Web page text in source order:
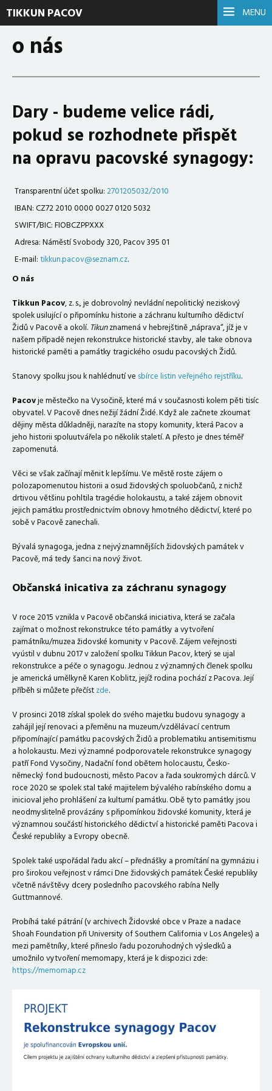
MENU
TIKKUN PACOV
o nás
Dary - budeme velice rádi,
pokud se rozhodnete přispět
na opravu pacovské synagogy:
Transparentní účet spolku:2701205032/2010
IBAN: CZ72 2010 0000 0027 0120 5032
SWIFT/BIC: FIOBCZPPXXX
Adresa: Náměstí Svobody 320, Pacov 395 01
E-mail:tikkun.pacov@seznam.cz.
O nás
Tikkun Pacov, z. s., je dobrovolný nevládní nepolitický neziskový
spolek usilující o připomínku historie a záchranu kulturního dědictví
Židů v Pacově a okolí. Tikunznamená v hebrejštině „náprava“, jíž je v
našem případě nejen rekonstrukce historické stavby, ale take obnova
historické paměti a památky tragického osudu pacovských Židů.
Stanovy spolku jsou k nahlédnutí ve sbírce listin veřejného rejstříku.
Pacovje městečko na Vysočině, které má v současnosti kolem pěti tisíc
obyvatel. V Pacově dnes nežijí žádní Židé. Když ale začnete zkoumat
dějiny města důkladněji, narazíte na stopy komunity, která Pacov a
jeho historii spoluutvářela po několik staletí. A přesto je dnes téměř
zapomenutá.
Věci se však začínají měnit k lepšímu. Ve městě roste zájem o
polozapomenutou historii a osud židovských spoluobčanů, z nichž
drtivou většinu pohltila tragédie holokaustu, a také zájem obnovit
jejich památku prostřednictvím obnovy hmotného dědictví, které po
sobě v Pacově zanechali.
Bývalá synagoga, jedna z nejvýznamnějších židovských památek v
Pacově, má tedy šanci na nový život.
Občanská inicativa za záchranu synagogy
V roce 2015 vznikla v Pacově občanská iniciativa, která se začala
zajímat o možnost rekonstrukce této památky a vytvoření
památníku/muzea židovské komunity v Pacově. Zájem veřejnosti
vyústil v dubnu 2017 v založení spolku Tikkun Pacov, který se ujal
rekonstrukce a péče o synagogu.Jednou z významných členek spolku
je americká umělkyně Karen Koblitz, jejíž rodina pochází z Pacova. Její
příběh si můžete přečístzde.
V prosinci 2018 získal spolek do svého majetku budovu synagogy a
zahájil její renovaci a přeměnu na muzeum/vzdělávací centrum
připomínající památku pacovských Židů a problematiku antisemitismu
a holokaustu.Mezi významné podporovatele rekonstrukce synagogy
patří Fond Vysočiny, Nadační fond obětem holocaustu, Česko-
německý fond budoucnosti, město Pacov a řada soukromých dárců. V
roce 2020 se spolek stal také majitelem bývalého rabínského domu a
inicioval jeho prohlášení za kulturní památku. Obě tyto památky jsou
neodmyslitelně provázány s připomínkou židovské komunity, která je
významnou součástí historického dědictví a historické paměti Pacova i
České republiky a Evropy obecně.
Spolek také uspořádal řadu akcí – přednášky a promítání na gymnáziu i
pro širokou veřejnost v rámci Dne židovských památek České republiky
včetně návštěvy dcery posledního pacovského rabína Nelly
Guttmannové.
Probíhá také pátrání (v archivech Židovské obce v Praze a nadace
Shoah Foundation při University of Southern California v Los Angeles) a
mezi pamětníky, které přineslo řadu pozoruhodných výsledků a
umožnilo vytvoření memomapy, která je k dispozici zde:
https://memomap.cz